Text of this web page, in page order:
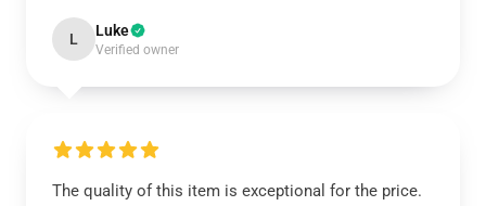
L Luke
Verified owner
The quality of this item is exceptional for the price.